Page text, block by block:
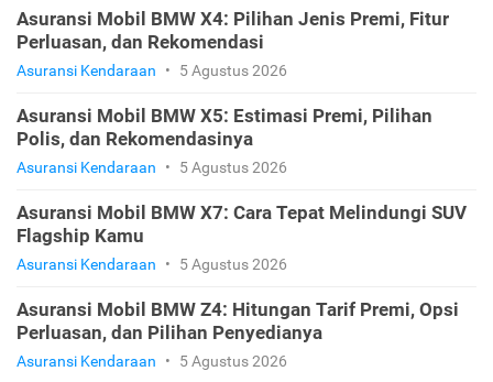
Asuransi Mobil BMW X4: Pilihan Jenis Premi, Fitur
Perluasan, dan Rekomendasi
Asuransi Kendaraan • 5 Agustus 2026
Asuransi Mobil BMW X5: Estimasi Premi, Pilihan
Polis, dan Rekomendasinya
Asuransi Kendaraan • 5 Agustus 2026
Asuransi Mobil BMW X7: Cara Tepat Melindungi SUV
Flagship Kamu
Asuransi Kendaraan • 5 Agustus 2026
Asuransi Mobil BMW Z4: Hitungan Tarif Premi, Opsi
Perluasan, dan Pilihan Penyedianya
Asuransi Kendaraan • 5 Agustus 2026